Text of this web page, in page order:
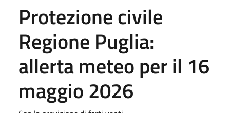
Protezione civile
Regione Puglia:
allerta meteo per il 16
maggio 2026